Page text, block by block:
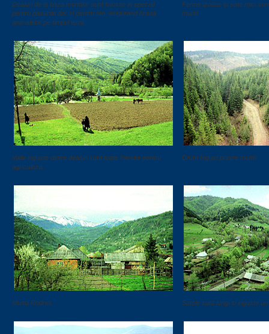
Dealuri de la baza muntilor sunt folosite in special
pentru pasunat dar si pentru fan, asigurand hrana
animalelor pe timpul iernii.
Ferme izolate şi sate mici
munti.
Vaile inguste dintre dealuri sunt toate folosite pentru
agricultura.
Drum îngust printre munti.
Muntii Rodnei. Satele sunt lungi si inguste